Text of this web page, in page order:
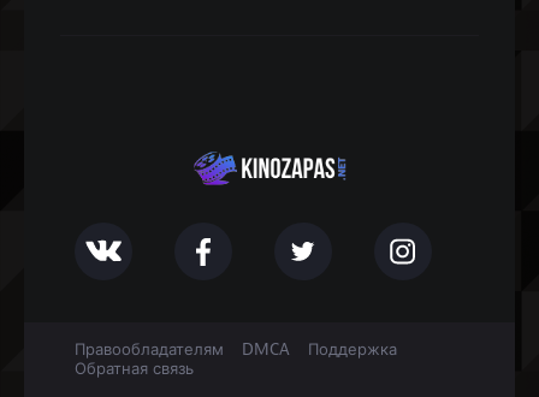
Правообладателям DMCA
Поддержка
Обратная связь